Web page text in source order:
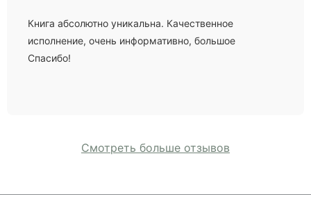
Книга абсолютно уникальна. Качественное
исполнение, очень информативно, большое
Спасибо!
Смотреть больше отзывов